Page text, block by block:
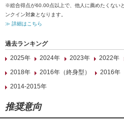
※総合得点が60.00点以上で、他人に薦めたくない
ンクイン対象となります。
≫ 詳細はこちら
過去ランキング
2025年
2024年 2023年 2022年
2018年
2016年（終身型） 2016年
2014-2015年
推奨意向